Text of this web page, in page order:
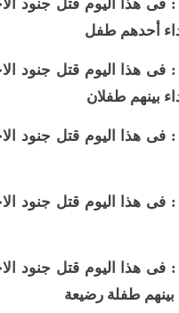
فى هذا اليوم قتل جنود
أحدهم طفل
فى هذا اليوم قتل جنود
بينهم طفلان
فى هذا اليوم قتل جنود
فى هذا اليوم قتل جنود
فى هذا اليوم قتل جنود
بينهم طفلة رضيعة